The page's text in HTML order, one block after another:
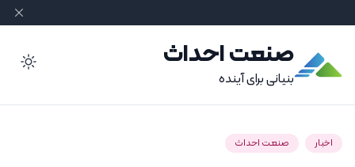
صنعت احداث
بنیانی برای آینده
اخبار صنعت احداث